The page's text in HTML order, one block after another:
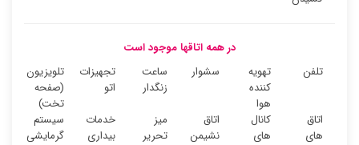
در همه اتاقها موجود است
تلفن
تهویه
کننده
هوا
سشوار
ساعت
زنگدار
تجهیزات
اتو
تلویزیون
(صفحه
تخت)
اتاق
های
کانال
های
اتاق
نشیمن
میز
تحریر
خدمات
بیداری
سیستم
گرمایشی